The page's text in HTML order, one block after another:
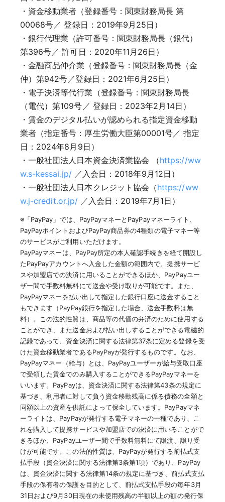
・資金移動業者（登録番号：関東財務局長 第
00068号／ 登録日：2019年9月25日）
・銀行代理業（許可番号：関東財務局長（銀代）
第396号／ 許可日：2020年11月26日）
・金融商品仲介業（登録番号：関東財務局長（金
仲）第942号／登録日：2021年6月25日）
・電子決済等代行業（登録番号：関東財務局長
（電代）第109号／ 登録日：2023年2月14日）
・賃金のデジタル払いが認められる指定資金移動
業者（指定番号：厚生労働大臣第00001号／ 指定
日：2024年8月9日）
・一般社団法人日本資金決済業協会 （https://ww
w.s-kessai.jp/／入会日：2018年9月12日）
・一般社団法人日本クレジット協会（https://ww
w.j-credit.or.jp/ ／入会日：2019年7月1日）
※「PayPay」では、PayPayマネーとPayPayマネーライト、
PayPayポイントおよびPayPay商品券の4種類の電子マネー等
のサービスがご利用いただけます。
PayPayマネーは、PayPay所定の本人確認手続きを経て開設し
たPayPayアカウントへ入金した金額の範囲内で、提携サービ
スや加盟店での決済に用いることができるほか、PayPayユー
ザー間で手数料無料にて送金や受け取りが可能です。また、
PayPayマネーを払い出して指定した銀行口座に送金すること
もできます（PayPay銀行を指定した場合、送金手数料は無
料）。この法的性質は、商品等の代価の弁済のために使用する
ことができ、また送金および払い出しすることができる電磁的
記録であって、資金決済に関する法律第37条に定める登録を受
けた資金移動業者であるPayPayが発行するものです。なお、
PayPayマネー（給与）とは、PayPayユーザーが給与受取口座
で受領した賃金でのみ購入することができるPayPayマネーを
いいます。PayPayは、資金決済に関する法律第43条の規定に
基づき、利用者に対して負う資金移動残高に係る債務の全額と
同額以上の資産を供託によって保全しています。PayPayマネ
ーライトは、PayPayが発行する電子マネーの一種であり、こ
れを購入して提携サービスや加盟店での決済に用いることがで
きるほか、PayPayユーザー間で手数料無料にて譲渡、譲り受
けが可能です。この法的性質は、PayPayが発行する前払式支
払手段（資金決済に関する法律第3条第1項）であり、PayPay
は、資金決済に関する法律第14条の規定に基づき、前払式支払
手段の保有者の保護を目的として、前払式支払手段の毎年3月
31日および9月30日現在の未使用残高の半額以上の額の発行保